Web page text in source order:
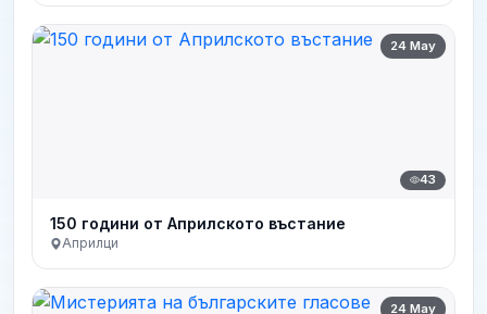
24 May
43
150 години от Априлското въстание
Априлци
24 May